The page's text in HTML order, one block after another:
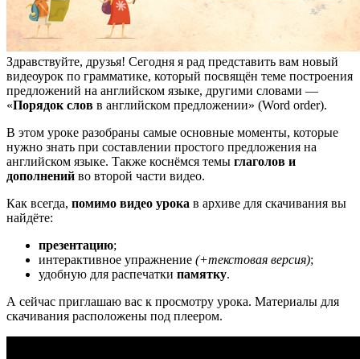
Здравствуйте, друзья! Сегодня я рад представить вам новый
видеоурок по грамматике, который посвящён теме построения
предложений на английском языке, другими словами —
«Порядок слов в английском предложении» (Word order).
В этом уроке разобраны самые основные моменты, которые
нужно знать при составлении простого предложения на
английском языке. Также коснёмся темы глаголов и
дополнений во второй части видео.
Как всегда, помимо видео урока в архиве для скачивания вы
найдёте:
презентацию;
интерактивное упражнение (+текстовая версия);
удобную для распечатки памятку.
А сейчас приглашаю вас к просмотру урока. Материалы для
скачивания расположены под плеером.